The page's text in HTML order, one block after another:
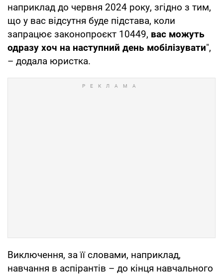
наприклад до червня 2024 року, згідно з тим,
що у вас відсутня буде підстава, коли
запрацює законопроєкт 10449, вас можуть
одразу хоч на наступний день мобілізувати",
– додала юристка.
Виключення, за її словами, наприклад,
навчання в аспірантів – до кінця навчального